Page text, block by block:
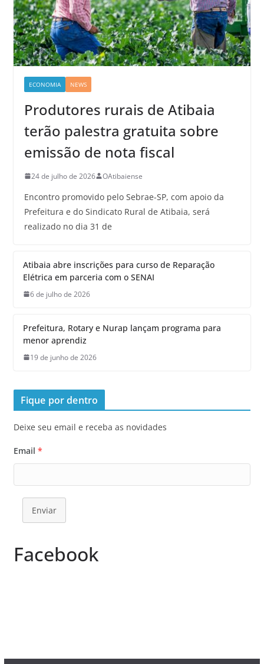
ECONOMIA NEWS
Produtores rurais de Atibaia
terão palestra gratuita sobre
emissão de nota fiscal
24 de julho de 2026 OAtibaiense
Encontro promovido pelo Sebrae-SP, com apoio da
Prefeitura e do Sindicato Rural de Atibaia, será
realizado no dia 31 de
Atibaia abre inscrições para curso de Reparação
Elétrica em parceria com o SENAI
6 de julho de 2026
Prefeitura, Rotary e Nurap lançam programa para
menor aprendiz
19 de junho de 2026
Fique por dentro
Deixe seu email e receba as novidades
Email *
Enviar
Facebook